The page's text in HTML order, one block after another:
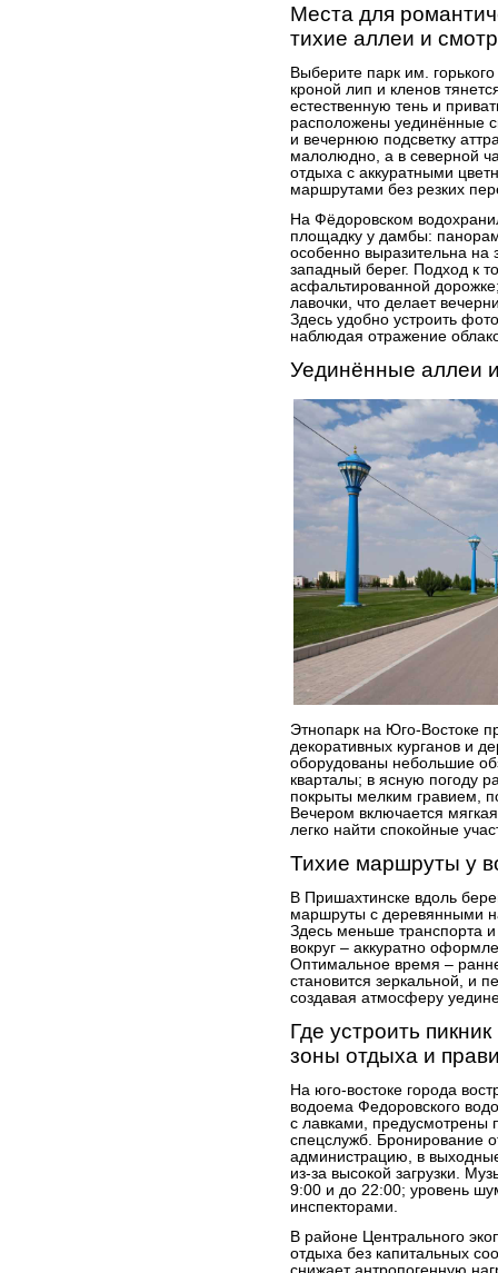
Места для
тихие аллеи и
Выберите парк им.
кроной лип и кленов
естественную тень и
расположены уединённые
и вечернюю подсветку
малолюдно, а в северной
отдыха с аккуратными
маршрутами без резких
На Фёдоровском
площадку у дамбы:
особенно выразительна на
западный берег. Подход к
асфальтированной
лавочки, что делает
Здесь удобно устроить
наблюдая отражение
Уединённые аллеи
Этнопарк на Юго-Востоке
декоративных курганов и
оборудованы небольшие
кварталы; в ясную погоду
покрыты мелким гравием,
Вечером включается
легко найти спокойные
Тихие маршруты у
В Пришахтинске вдоль
маршруты с деревянными
Здесь меньше транспорта
вокруг – аккуратно
Оптимальное время –
становится зеркальной, и
создавая атмосферу
Где устроить
зоны отдыха и
На юго-востоке города
водоема Федоровского
с лавками, предусмотрены
спецслужб. Бронирование
администрацию, в
из-за высокой загрузки.
9:00 и до 22:00; уровень
инспекторами.
В районе Центрального
отдыха без капитальных